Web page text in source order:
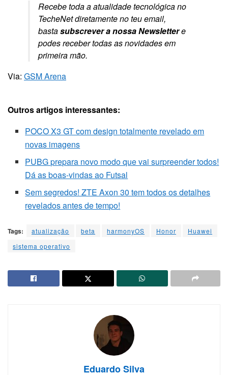
Recebe toda a atualidade tecnológica no
TecheNet diretamente no teu email,
bastasubscrever a nossa Newslettere
podes receber todas as novidades em
primeira mão.
Via: GSM Arena
Outros artigos interessantes:
POCO X3 GT com design totalmente revelado em
novas imagens
PUBG prepara novo modo que vai surpreender todos!
Dá as boas-vindas ao Futsal
Sem segredos! ZTE Axon 30 tem todos os detalhes
revelados antes de tempo!
Tags: atualização beta harmonyOS Honor
Huawei
sistema operativo
Eduardo Silva